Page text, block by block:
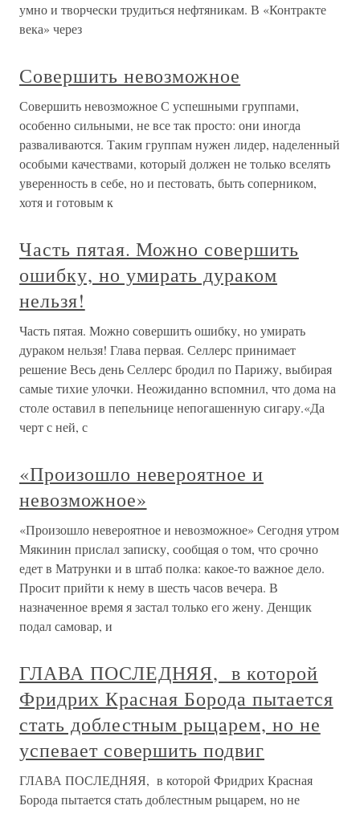
умно и творчески трудиться нефтяникам. В «Контракте
века» через
Совершить невозможное
Совершить невозможное С успешными группами,
особенно сильными, не все так просто: они иногда
разваливаются. Таким группам нужен лидер, наделенный
особыми качествами, который должен не только вселять
уверенность в себе, но и пестовать, быть соперником,
хотя и готовым к
Часть пятая. Можно совершить
ошибку, но умирать дураком
нельзя!
Часть пятая. Можно совершить ошибку, но умирать
дураком нельзя! Глава первая. Селлерс принимает
решение Весь день Селлерс бродил по Парижу, выбирая
самые тихие улочки. Неожиданно вспомнил, что дома на
столе оставил в пепельнице непогашенную сигару.«Да
черт с ней, с
«Произошло невероятное и
невозможное»
«Произошло невероятное и невозможное» Сегодня утром
Мякинин прислал записку, сообщая о том, что срочно
едет в Матрунки и в штаб полка: какое-то важное дело.
Просит прийти к нему в шесть часов вечера. В
назначенное время я застал только его жену. Денщик
подал самовар, и
ГЛАВА ПОСЛЕДНЯЯ, в которой
Фридрих Красная Борода пытается
стать доблестным рыцарем, но не
успевает совершить подвиг
ГЛАВА ПОСЛЕДНЯЯ, в которой Фридрих Красная
Борода пытается стать доблестным рыцарем, но не